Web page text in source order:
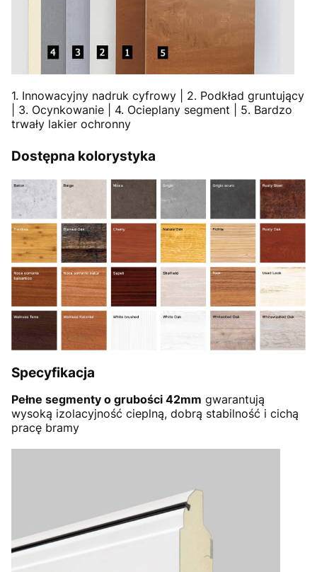
1. Innowacyjny nadruk cyfrowy | 2. Podkład gruntujący
| 3. Ocynkowanie | 4. Ocieplany segment | 5. Bardzo
trwały lakier ochronny
Dostępna kolorystyka
Specyfikacja
Pełne segmenty o grubości 42mm gwarantują
wysoką izolacyjność cieplną, dobrą stabilność i cichą
pracę bramy